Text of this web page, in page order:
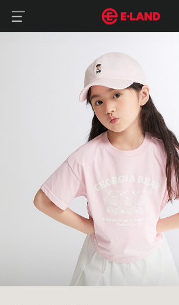
코디 걱정 없는 상하의 반팔 셋업
매거진 상세보기